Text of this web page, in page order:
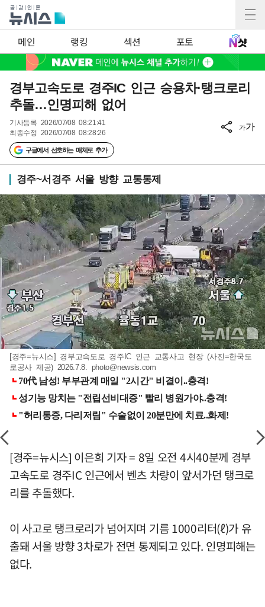
메인 랭킹 섹션 포토
경부고속도로 경주IC 인근 승용차·탱크로리
추돌…인명피해 없어
기사등록 2026/07/08 08:21:41
최종수정 2026/07/08 08:28:26
구글에서 선호하는 매체로 추가
가가
경주~서경주 서울 방향 교통통제
[경주=뉴시스] 경부고속도로 경주IC 인근 교통사고 현장 (사진=한국도
로공사 제공) 2026.7.8. photo@newsis.com
[경주=뉴시스] 이은희 기자 = 8일 오전 4시40분께 경부
고속도로 경주IC 인근에서 벤츠 차량이 앞서가던 탱크로
리를 추돌했다.
이 사고로 탱크로리가 넘어지며 기름 1000리터(ℓ)가 유
출돼 서울 방향 3차로가 전면 통제되고 있다. 인명피해는
없다.